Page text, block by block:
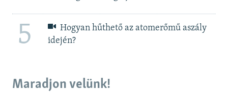
5
Hogyan hűthető az atomerőmű aszály
idején?
Maradjon velünk!